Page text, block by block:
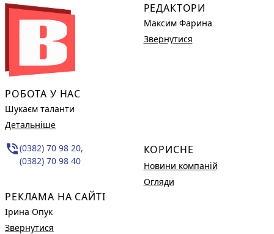
РОБОТА У НАС
Шукаєм таланти
Детальніше
phone_in_talk(0382) 70 98 20,
(0382) 70 98 40
РЕКЛАМА НА САЙТІ
Ірина Опук
Звернутися
РЕДАКТОРИ
Максим Фарина
Звернутися
КОРИСНЕ
Новини компаній
Огляди